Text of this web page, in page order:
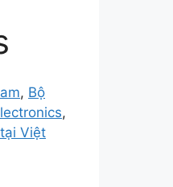
, Bộ
,
Việt